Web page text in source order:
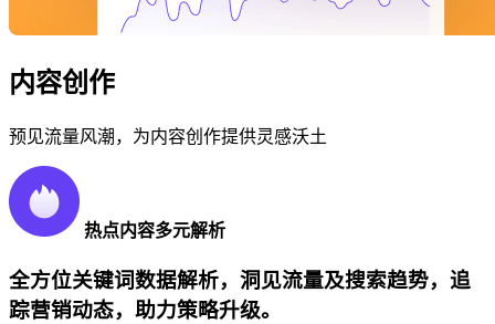
内容创作
预见流量风潮，为内容创作提供灵感沃土
热点内容多元解析
全方位关键词数据解析，洞见流量及搜索趋势，追
踪营销动态，助力策略升级。